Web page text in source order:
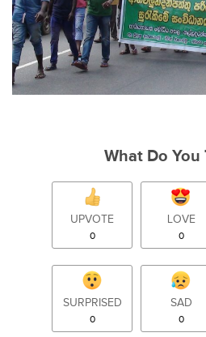
What Do You
UPVOTE
0
LOVE
0
SURPRISED
0
SAD
0